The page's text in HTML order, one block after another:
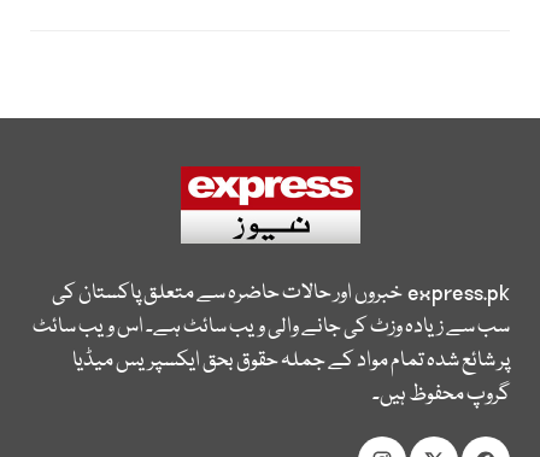
express.pkخبروں اور حالات حاضرہ سے متعلق پاکستان کی
سب سے زیادہ وزٹ کی جانے والی ویب سائٹ ہے۔ اس ویب سائٹ
پر شائع شدہ تمام مواد کے جملہ حقوق بحق ایکسپریس میڈیا
گروپ محفوظ ہیں۔